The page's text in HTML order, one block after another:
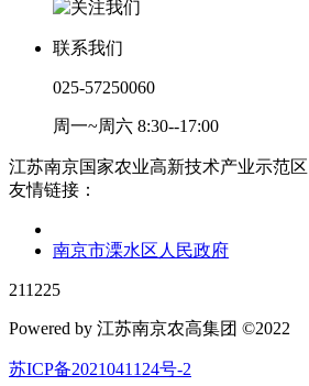
联系我们
025-57250060
周一~周六 8:30--17:00
江苏南京国家农业高新技术产业示范区
友情链接：
南京市溧水区人民政府
211225
Powered by 江苏南京农高集团 ©2022
苏ICP备2021041124号-2